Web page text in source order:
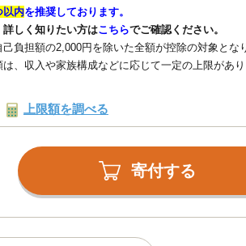
以内を推奨しております。
しく知りたい方はこちらでご確認ください。
負担額の2,000円を除いた全額が控除の対象とな
、収入や家族構成などに応じて一定の上限があ
上限額を調べる
寄付する